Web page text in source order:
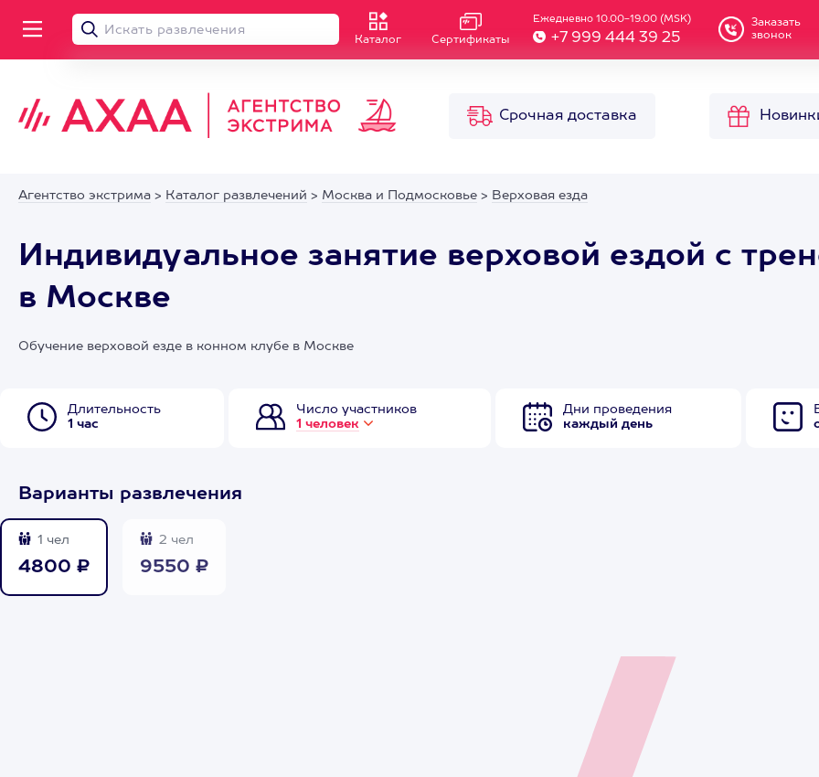
Каталог Сертификаты
Ежедневно 10.00-19.00 (MSK)
+7 999 444 39 25
Заказать
звонок
Срочная доставка
Агентство экстрима > Каталог развлечений > Москва и Подмосковье > Верховая езда
Индивидуальное занятие верховой ездой с
в Москве
Обучение верховой езде в конном клубе в Москве
Длительность
1 час
Число участников
1 человек
Дни проведения
каждый день
Варианты развлечения
1 чел
4800 ₽
2 чел
9550 ₽